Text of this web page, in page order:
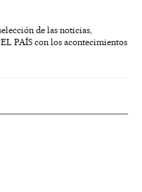
de las noticias,
PAÍS con los acontecimientos